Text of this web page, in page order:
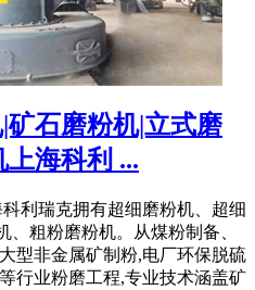
石磨粉机|立式磨
海科利 ...
利瑞克拥有超细磨粉机、超细
、粗粉磨粉机。从煤粉制备、
型非金属矿制粉,电厂环保脱硫
行业粉磨工程,专业技术涵盖矿